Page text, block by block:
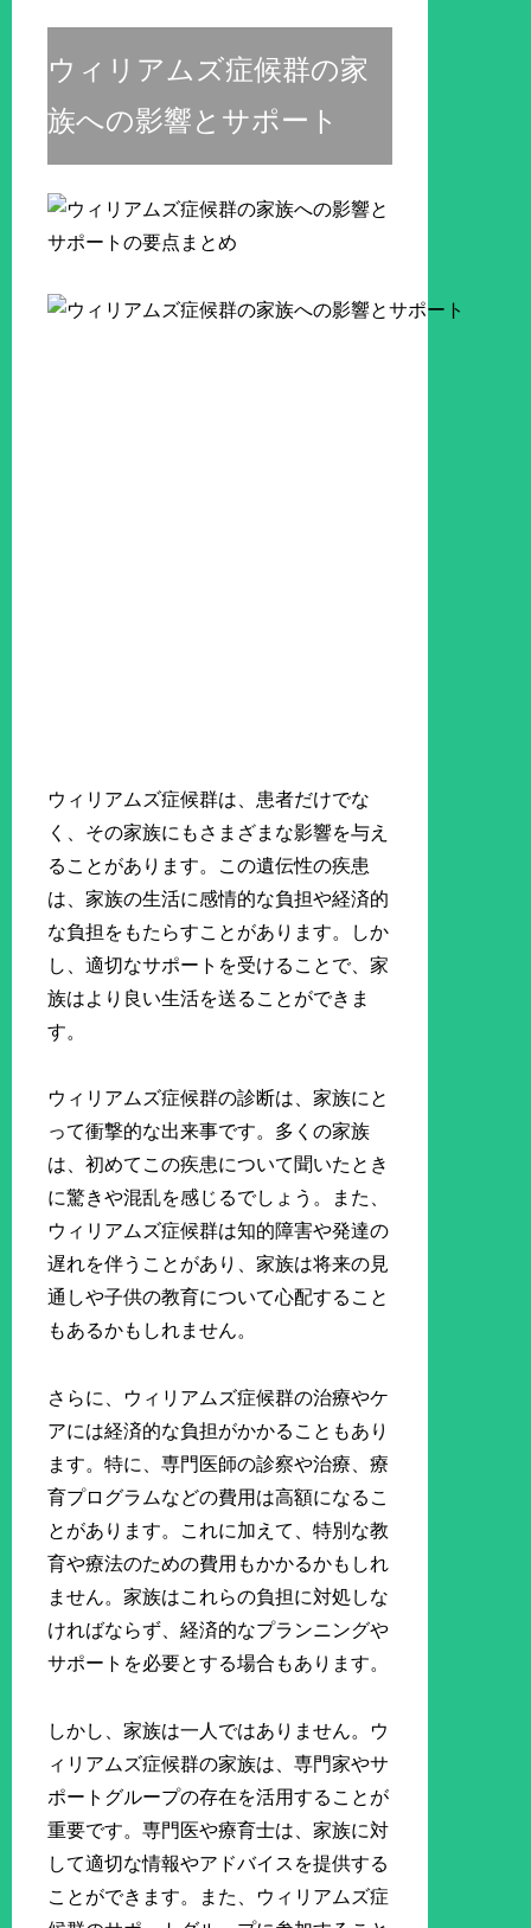
ウィリアムズ症候群の家
族への影響とサポート
ウィリアムズ症候群は、患者だけでな
く、その家族にもさまざまな影響を与え
ることがあります。この遺伝性の疾患
は、家族の生活に感情的な負担や経済的
な負担をもたらすことがあります。しか
し、適切なサポートを受けることで、家
族はより良い生活を送ることができま
す。
ウィリアムズ症候群の診断は、家族にと
って衝撃的な出来事です。多くの家族
は、初めてこの疾患について聞いたとき
に驚きや混乱を感じるでしょう。また、
ウィリアムズ症候群は知的障害や発達の
遅れを伴うことがあり、家族は将来の見
通しや子供の教育について心配すること
もあるかもしれません。
さらに、ウィリアムズ症候群の治療やケ
アには経済的な負担がかかることもあり
ます。特に、専門医師の診察や治療、療
育プログラムなどの費用は高額になるこ
とがあります。これに加えて、特別な教
育や療法のための費用もかかるかもしれ
ません。家族はこれらの負担に対処しな
ければならず、経済的なプランニングや
サポートを必要とする場合もあります。
しかし、家族は一人ではありません。ウ
ィリアムズ症候群の家族は、専門家やサ
ポートグループの存在を活用することが
重要です。専門医や療育士は、家族に対
して適切な情報やアドバイスを提供する
ことができます。また、ウィリアムズ症